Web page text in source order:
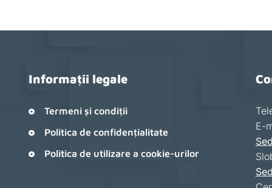
Informații legale
Termeni și condiții
Politica de confidențialitate
Politica de utilizare a cookie-urilor
E-